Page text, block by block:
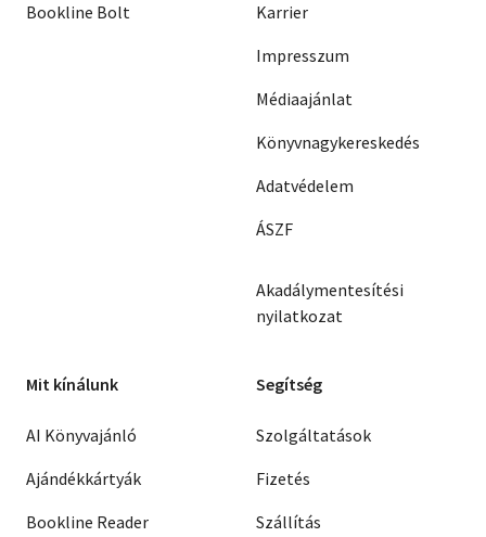
Bookline Bolt
Karrier
Impresszum
Médiaajánlat
Könyvnagykereskedés
Adatvédelem
ÁSZF
Akadálymentesítési
nyilatkozat
Mit kínálunk
AI Könyvajánló
Ajándékkártyák
Bookline Reader
Segítség
Szolgáltatások
Fizetés
Szállítás